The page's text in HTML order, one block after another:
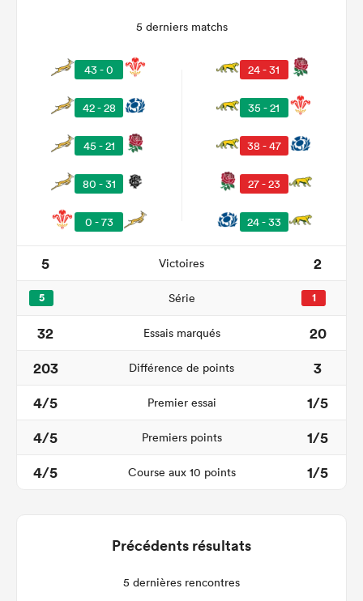
5 derniers matchs
43 - 0
42 - 28
45 - 21
80 - 31
0 - 73
24 - 31
35 - 21
38 - 47
27 - 23
24 - 33
5 Victoires 2
5 Série 1
32 Essais marqués
20
203
Différence de points
3
4/5
Premier essai
1/5
4/5
Premiers points
1/5
4/5
Course aux 10 points 1/5
Précédents résultats
5 dernières rencontres